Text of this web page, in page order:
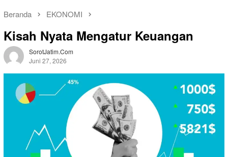
Beranda EKONOMI
Kisah Nyata Mengatur Keuangan
SorotJatim.com
Juni 27, 2026